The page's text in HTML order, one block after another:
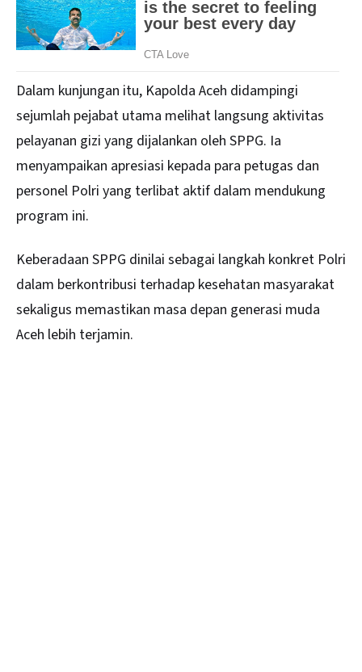
Dalam kunjungan itu, Kapolda Aceh didampingi
sejumlah pejabat utama melihat langsung aktivitas
pelayanan gizi yang dijalankan oleh SPPG. Ia
menyampaikan apresiasi kepada para petugas dan
personel Polri yang terlibat aktif dalam mendukung
program ini.
Keberadaan SPPG dinilai sebagai langkah konkret Polri
dalam berkontribusi terhadap kesehatan masyarakat
sekaligus memastikan masa depan generasi muda
Aceh lebih terjamin.